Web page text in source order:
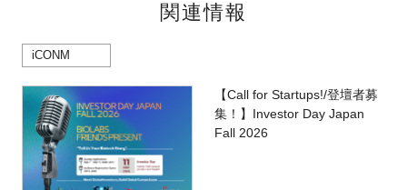
関連情報
iCONM
【Call for Startups!/登壇者募
集！】Investor Day Japan
Fall 2026